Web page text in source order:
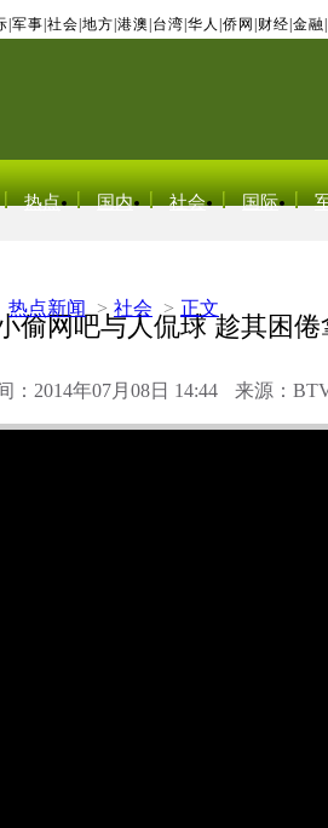
军事 社会 地方 港澳 台湾 华人 侨网 财经 金融
热点 国内 社会 国际
热点新闻 > 社会 > 正文
偷网吧与人侃球 趁其困倦
：2014年07月08日 14:44 来源：